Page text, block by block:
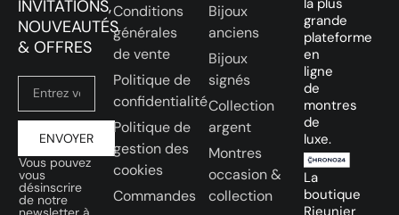
INVITATIONS,
NOUVEAUTÉS
& OFFRES
ENVOYER
Vous pouvez
vous
désinscrire
de notre
Conditions
générales
de vente
Politique de
confidentialité
Politique de
gestion des
cookies
Commandes
Bijoux
anciens
Bijoux
signés
Collection
argent
Montres
occasion &
collection
grande
plateforme
en
ligne
de
montres
de
luxe.
La
boutique
Rieunier